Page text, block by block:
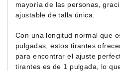
mayoría de las personas,
ajustable de talla única.
Con una longitud normal que
pulgadas, estos tirantes
para encontrar el ajuste
tirantes es de 1 pulgada, lo